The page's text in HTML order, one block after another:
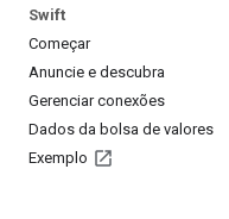
Swift
Começar
Anuncie e descubra
Gerenciar conexões
Dados da bolsa de valores
Exemplo